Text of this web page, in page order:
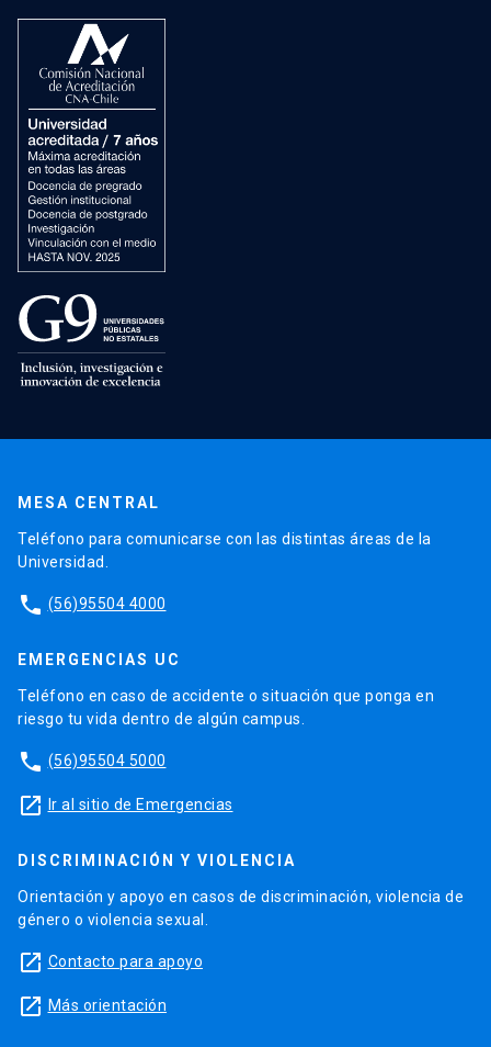
MESA CENTRAL
Teléfono para comunicarse con las distintas áreas de la
Universidad.
phone (56)95504 4000
EMERGENCIAS UC
Teléfono en caso de accidente o situación que ponga en
riesgo tu vida dentro de algún campus.
phone (56)95504 5000
launch Ir al sitio de Emergencias
DISCRIMINACIÓN Y VIOLENCIA
Orientación y apoyo en casos de discriminación, violencia de
género o violencia sexual.
launch Contacto para apoyo
launch Más orientación